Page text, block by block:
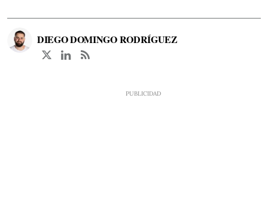
DIEGO DOMINGO RODRÍGUEZ